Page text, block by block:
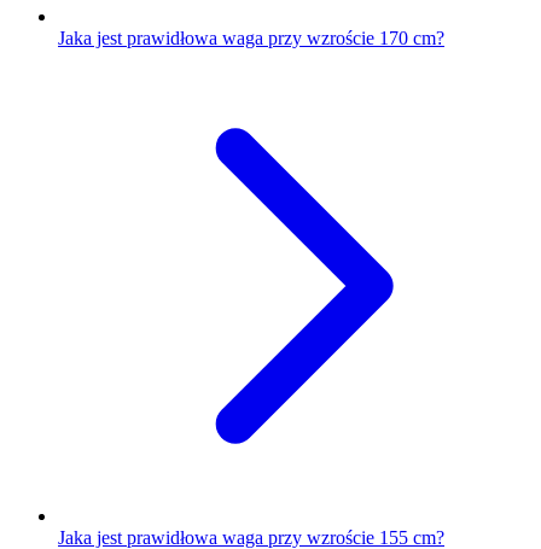
Jaka jest prawidłowa waga przy wzroście 170 cm?
Jaka jest prawidłowa waga przy wzroście 155 cm?